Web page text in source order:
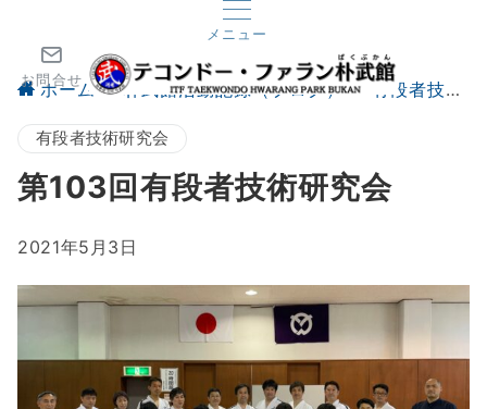
メニュー
お問合せ
ホーム 朴武館活動記録（ブログ） 有段者技術研究会
有段者技術研究会
第103回有段者技術研究会
2021年5月3日